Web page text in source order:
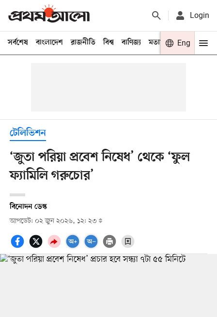
Login
সর্বশেষ বাংলাদেশ রাজনীতি বিশ্ব বাণিজ্য মতামত খেলা
Eng
টেলিভিশন
‘জুতা পরিয়া প্রবেশ নিষেধ’ থেকে ‘ফুল
ফ্যামিলি গরুচোর’
বিনোদন ডেস্ক
আপডেট: ০২ জুন ২০২৬, ১২: ২৩